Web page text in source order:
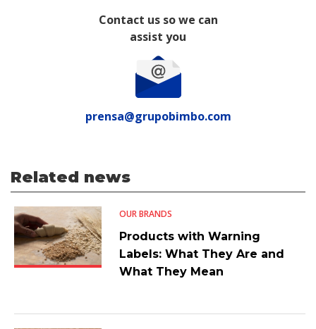
Contact us so we can
assist you
prensa@grupobimbo.com
Related news
OUR BRANDS
Products with Warning
Labels: What They Are and
What They Mean